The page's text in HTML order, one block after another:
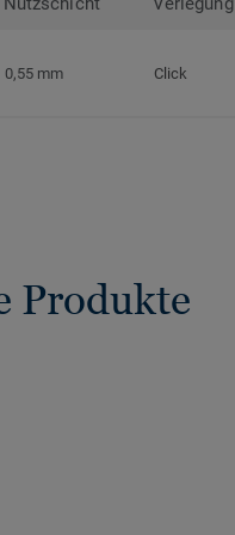
0,55 mm Click
Produkte